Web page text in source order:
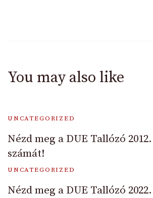
You may also like
UNCATEGORIZED
Nézd meg a DUE Tallózó
számát!
UNCATEGORIZED
Nézd meg a DUE Tallózó